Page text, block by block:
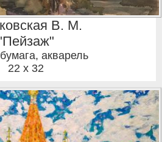
В. М.
бумага, акварель
22 x 32